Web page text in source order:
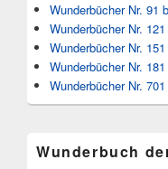
Wunderbücher Nr. 91
Wunderbücher Nr.
Wunderbücher Nr.
Wunderbücher Nr.
Wunderbücher Nr.
Wunderbuch